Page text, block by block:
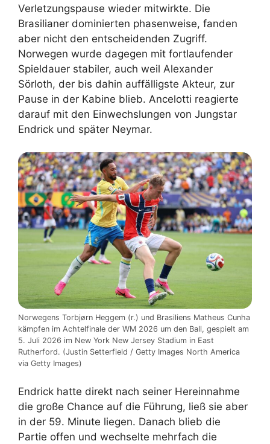
Verletzungspause wieder mitwirkte. Die
Brasilianer dominierten phasenweise, fanden
aber nicht den entscheidenden Zugriff.
Norwegen wurde dagegen mit fortlaufender
Spieldauer stabiler, auch weil Alexander
Sörloth, der bis dahin auffälligste Akteur, zur
Pause in der Kabine blieb. Ancelotti reagierte
darauf mit den Einwechslungen von Jungstar
Endrick und später Neymar.
Norwegens Torbjørn Heggem (r.) und Brasiliens Matheus Cunha
kämpfen im Achtelfinale der WM 2026 um den Ball, gespielt am
5. Juli 2026 im New York New Jersey Stadium in East
Rutherford. (Justin Setterfield / Getty Images North America
via Getty Images)
Endrick hatte direkt nach seiner Hereinnahme
die große Chance auf die Führung, ließ sie aber
in der 59. Minute liegen. Danach blieb die
Partie offen und wechselte mehrfach die